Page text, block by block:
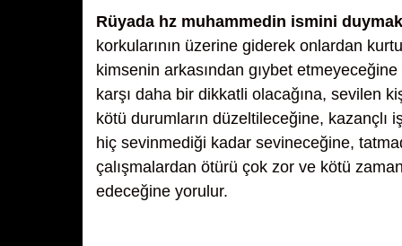
Rüyada hz muhammedin ismini duymak
korkularının üzerine giderek onlardan
kimsenin arkasından gıybet
karşı daha bir dikkatli olacağına, sevilen
kötü durumların düzeltileceğine, kazançlı
hiç sevinmediği kadar sevineceğine,
çalışmalardan ötürü çok zor ve kötü
edeceğine yorulur.